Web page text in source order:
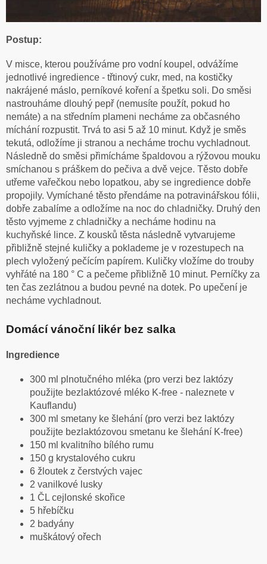
Postup:
V misce, kterou používáme pro vodní koupel, odvážíme
jednotlivé ingredience - třtinový cukr, med, na kostičky
nakrájené máslo, perníkové koření a špetku soli. Do směsi
nastrouháme dlouhý pepř (nemusíte použít, pokud ho
nemáte) a na středním plameni necháme za občasného
míchání rozpustit. Trvá to asi 5 až 10 minut. Když je směs
tekutá, odložíme ji stranou a necháme trochu vychladnout.
Následně do směsi přimícháme špaldovou a rýžovou mouku
smíchanou s práškem do pečiva a dvě vejce. Těsto dobře
utřeme vařečkou nebo lopatkou, aby se ingredience dobře
propojily. Vymíchané těsto přendáme na potravinářskou fólii,
dobře zabalíme a odložíme na noc do chladničky. Druhý den
těsto vyjmeme z chladničky a necháme hodinu na
kuchyňské lince. Z kousků těsta následně vytvarujeme
přibližně stejné kuličky a poklademe je v rozestupech na
plech vyložený pečícím papírem. Kuličky vložíme do trouby
vyhřáté na 180 ° C a pečeme přibližně 10 minut. Perníčky za
ten čas zezlátnou a budou pevné na dotek. Po upečení je
necháme vychladnout.
Domácí vánoční likér bez salka
Ingredience
300 ml plnotučného mléka (pro verzi bez laktózy
použijte bezlaktózové mléko K-free - naleznete v
Kauflandu)
300 ml smetany ke šlehání (pro verzi bez laktózy
použijte bezlaktózovou smetanu ke šlehání K-free)
150 ml kvalitního bílého rumu
150 g krystalového cukru
6 žloutek z čerstvých vajec
2 vanilkové lusky
1 ČL cejlonské skořice
5 hřebíčku
2 badyány
muškátový ořech